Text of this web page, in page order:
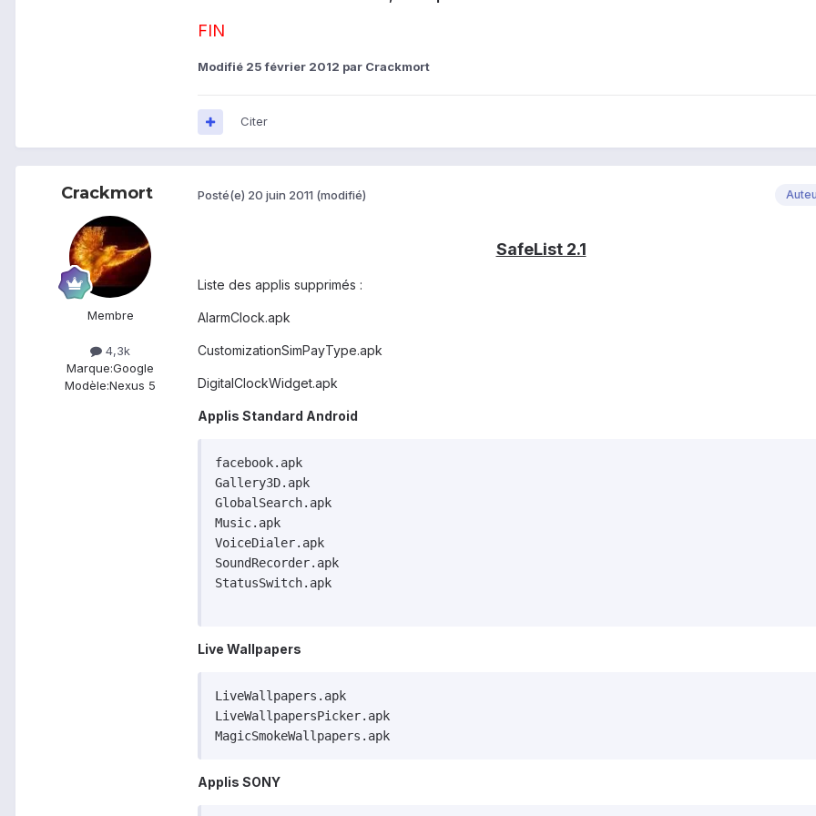
FIN
Modifié 25 février 2012 par Crackmort
Citer
Crackmort
Membre
4,3k
Marque:Google
Modèle:Nexus 5
Posté(e) 20 juin 2011 (modifié)
SafeList 2.1
Liste des applis supprimés :
AlarmClock.apk
CustomizationSimPayType.apk
DigitalClockWidget.apk
Applis Standard Android
facebook.apk
Gallery3D.apk
GlobalSearch.apk
Music.apk
VoiceDialer.apk
SoundRecorder.apk
StatusSwitch.apk
Live Wallpapers
LiveWallpapers.apk
LiveWallpapersPicker.apk
Applis SONY